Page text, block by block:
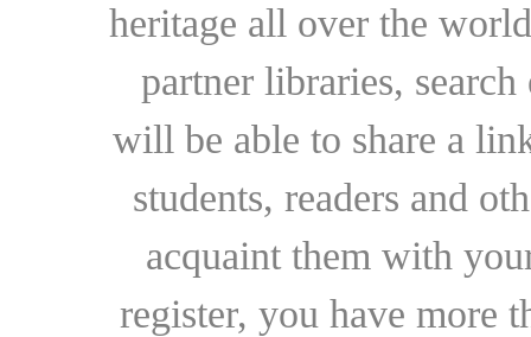
heritage all over the
partner libraries,
will be able to share a
students, readers and
acquaint them with
register, you have more